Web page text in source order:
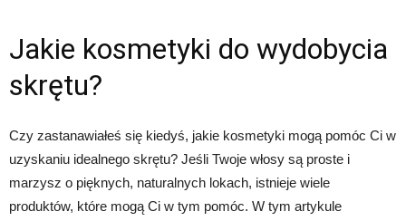
Jakie kosmetyki do wydobycia
skrętu?
Czy zastanawiałeś się kiedyś, jakie kosmetyki mogą pomóc Ci w
uzyskaniu idealnego skrętu? Jeśli Twoje włosy są proste i
marzysz o pięknych, naturalnych lokach, istnieje wiele
produktów, które mogą Ci w tym pomóc. W tym artykule